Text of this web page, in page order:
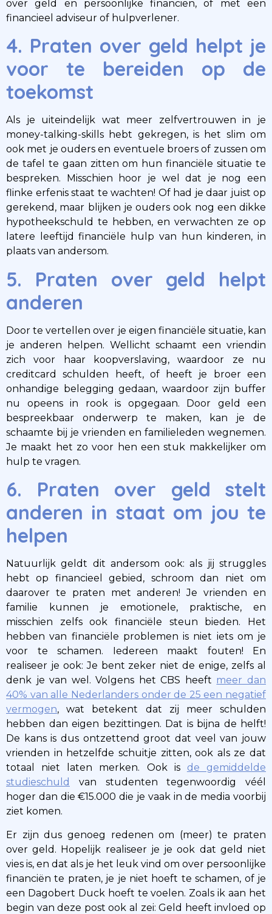
over geld en persoonlijke financiën, of met een
financieel adviseur of hulpverlener.
4. Praten over geld helpt je
voor te bereiden op de
toekomst
Als je uiteindelijk wat meer zelfvertrouwen in je
money-talking-skills hebt gekregen, is het slim om
ook met je ouders en eventuele broers of zussen om
de tafel te gaan zitten om hun financiële situatie te
bespreken. Misschien hoor je wel dat je nog een
flinke erfenis staat te wachten! Of had je daar juist op
gerekend, maar blijken je ouders ook nog een dikke
hypotheekschuld te hebben, en verwachten ze op
latere leeftijd financiële hulp van hun kinderen, in
plaats van andersom.
5. Praten over geld helpt
anderen
Door te vertellen over je eigen financiële situatie, kan
je anderen helpen. Wellicht schaamt een vriendin
zich voor haar koopverslaving, waardoor ze nu
creditcard schulden heeft, of heeft je broer een
onhandige belegging gedaan, waardoor zijn buffer
nu opeens in rook is opgegaan. Door geld een
bespreekbaar onderwerp te maken, kan je de
schaamte bij je vrienden en familieleden wegnemen.
Je maakt het zo voor hen een stuk makkelijker om
hulp te vragen.
6. Praten over geld stelt
anderen in staat om jou te
helpen
Natuurlijk geldt dit andersom ook: als jij struggles
hebt op financieel gebied, schroom dan niet om
daarover te praten met anderen! Je vrienden en
familie kunnen je emotionele, praktische, en
misschien zelfs ook financiële steun bieden. Het
hebben van financiële problemen is niet iets om je
voor te schamen. Iedereen maakt fouten! En
realiseer je ook: Je bent zeker niet de enige, zelfs al
denk je van wel. Volgens het CBS heeft meer dan
40% van alle Nederlanders onder de 25 een negatief
vermogen, wat betekent dat zij meer schulden
hebben dan eigen bezittingen. Dat is bijna de helft!
De kans is dus ontzettend groot dat veel van jouw
vrienden in hetzelfde schuitje zitten, ook als ze dat
totaal niet laten merken. Ook is de gemiddelde
studieschuld
van studenten tegenwoordig véél
hoger dan die €15.000 die je vaak in de media voorbij
ziet komen.
Er zijn dus genoeg redenen om (meer) te praten
over geld. Hopelijk realiseer je je ook dat geld niet
vies is, en dat als je het leuk vind om over persoonlijke
financiën te praten, je je niet hoeft te schamen, of je
een Dagobert Duck hoeft te voelen. Zoals ik aan het
begin van deze post ook al zei: Geld heeft invloed op